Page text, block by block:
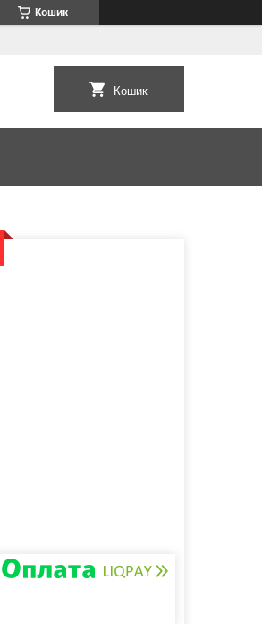
Кошик
Кошик